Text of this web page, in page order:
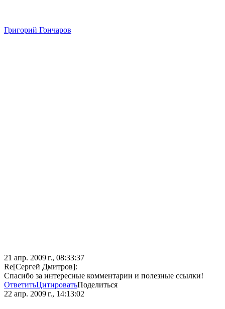
Григорий Гончаров
21 апр. 2009 г., 08:33:37
Re[Сергей Дмитров]:
Спасибо за интересные комментарии и полезные ссылки!
ОтветитьЦитироватьПоделиться
22 апр. 2009 г., 14:13:02